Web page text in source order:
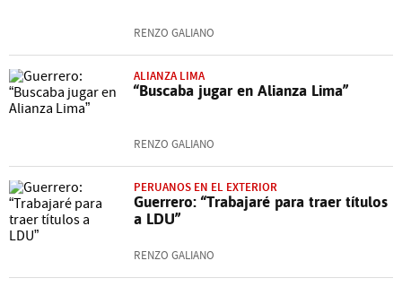
RENZO GALIANO
ALIANZA LIMA
“Buscaba jugar en Alianza Lima”
RENZO GALIANO
PERUANOS EN EL EXTERIOR
Guerrero: “Trabajaré para traer títulos
a LDU”
RENZO GALIANO